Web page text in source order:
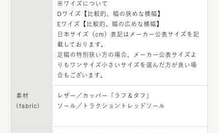
※ワイズについて
Dワイズ【比較的、幅の狭めな横幅】
Eワイズ【比較的、幅の広めな横幅】
日本サイズ（cm）表記はメーカー公表サイズを記
載しております。
足幅の特別狭い方の場合、メーカー公表サイズよ
りもワンサイズ小さいサイズを選んだ方が良い場
合もございます。
素材
(fabric)
レザー／カッパー「ラフ＆タフ」
ソール／トラクショントレッドソール